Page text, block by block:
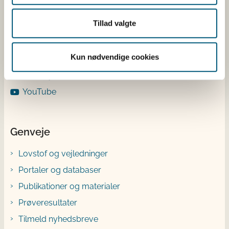
Tillad valgte
Kun nødvendige cookies
LinkedIn
Instagram
Bluesky
YouTube
Genveje
Lovstof og vejledninger
Portaler og databaser
Publikationer og materialer
Prøveresultater
Tilmeld nyhedsbreve